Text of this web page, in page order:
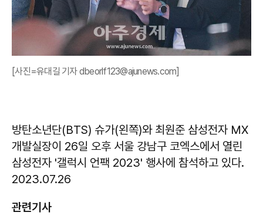
[사진=유대길 기자 dbeorlf123@ajunews.com]
방탄소년단(BTS) 슈가(왼쪽)와 최원준 삼성전자 MX
개발실장이 26일 오후 서울 강남구 코엑스에서 열린
삼성전자 '갤럭시 언팩 2023' 행사에 참석하고 있다.
2023.07.26
관련기사